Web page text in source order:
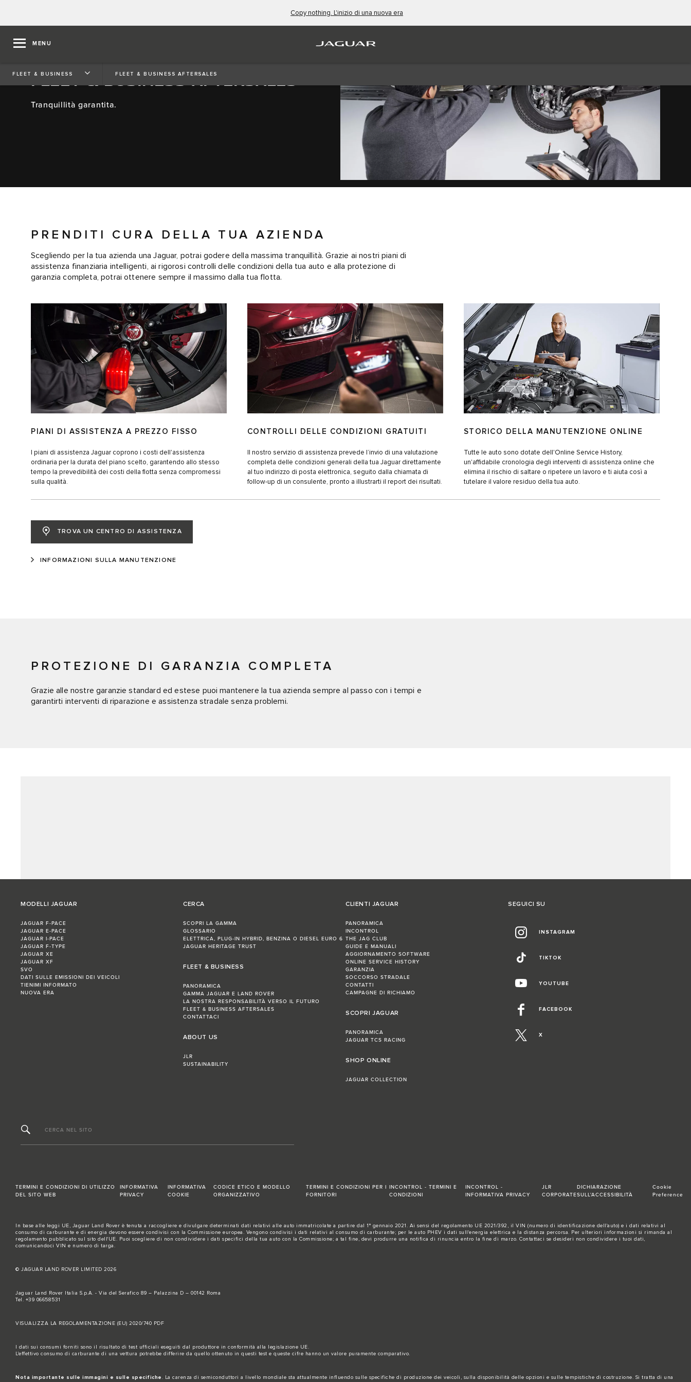
Copy nothing. L'inizio di una nuova era
MENU
FLEET & BUSINESS FLEET & BUSINESS AFTERSALES
FLEET & BUSINESS AFTERSALES
Tranquillità garantita.
PRENDITI CURA DELLA TUA AZIENDA
Scegliendo per la tua azienda una Jaguar, potrai godere della massima tranquillità. Grazie ai nostri piani di
assistenza finanziaria intelligenti, ai rigorosi controlli delle condizioni della tua auto e alla protezione di
garanzia completa, potrai ottenere sempre il massimo dalla tua flotta.
PIANI DI ASSISTENZA A PREZZO FISSO
I piani di assistenza Jaguar coprono i costi dell'assistenza
ordinaria per la durata del piano scelto, garantendo allo stesso
tempo la prevedibilità dei costi della flotta senza compromessi
sulla qualità.
CONTROLLI DELLE CONDIZIONI GRATUITI
Il nostro servizio di assistenza prevede l’invio di una valutazione
completa delle condizioni generali della tua Jaguar direttamente
al tuo indirizzo di posta elettronica, seguito dalla chiamata di
follow-up di un consulente, pronto a illustrarti il report dei risultati.
STORICO DELLA MANUTENZIONE ONLINE
Tutte le auto sono dotate dell'Online Service History,
un'affidabile cronologia degli interventi di assistenza online che
elimina il rischio di saltare o ripetere un lavoro e ti aiuta così a
tutelare il valore residuo della tua auto.
TROVA UN CENTRO DI ASSISTENZA
INFORMAZIONI SULLA MANUTENZIONE
PROTEZIONE DI GARANZIA COMPLETA
Grazie alle nostre garanzie standard ed estese puoi mantenere la tua azienda sempre al passo con i tempi e
garantirti interventi di riparazione e assistenza stradale senza problemi.
MODELLI JAGUAR
JAGUAR F-PACE
JAGUAR E-PACE
JAGUAR I-PACE
JAGUAR F-TYPE
JAGUAR XE
JAGUAR XF
SVO
DATI SULLE EMISSIONI DEI VEICOLI
TIENIMI INFORMATO
NUOVA ERA
CERCA
SCOPRI LA GAMMA
GLOSSARIO
ELETTRICA, PLUG-IN HYBRID, BENZINA O DIESEL EURO 6
JAGUAR HERITAGE TRUST
FLEET & BUSINESS
PANORAMICA
GAMMA JAGUAR E LAND ROVER
LA NOSTRA RESPONSABILITÀ VERSO IL FUTURO
FLEET & BUSINESS AFTERSALES
CONTATTACI
ABOUT US
JLR
SUSTAINABILITY
CLIENTI JAGUAR
PANORAMICA
INCONTROL
THE JAG CLUB
GUIDE E MANUALI
AGGIORNAMENTO SOFTWARE
ONLINE SERVICE HISTORY
GARANZIA
SOCCORSO STRADALE
CONTATTI
CAMPAGNE DI RICHIAMO
SCOPRI JAGUAR
PANORAMICA
JAGUAR TCS RACING
SHOP ONLINE
JAGUAR COLLECTION
SEGUICI SU
INSTAGRAM
TIKTOK
YOUTUBE
FACEBOOK
X
CERCA NEL SITO
TERMINI E CONDIZIONI DI UTILIZZO
DEL SITO WEB
INFORMATIVA
PRIVACY
INFORMATIVA
COOKIE
CODICE ETICO E MODELLO
ORGANIZZATIVO
TERMINI E CONDIZIONI PER I
FORNITORI
INCONTROL - TERMINI E
CONDIZIONI
INCONTROL -
INFORMATIVA PRIVACY
JLR
CORPORATE
DICHIARAZIONE
SULL'ACCESSIBILITÀ
Cookie
Preference
In base alle leggi UE, Jaguar Land Rover è tenuta a raccogliere e divulgare determinati dati relativi alle auto immatricolate a partire dal 1° gennaio 2021. Ai sensi del regolamento UE 2021/392, il VIN (numero di identificazione dell'auto) e i dati relativi al
consumo di carburante e di energia devono essere condivisi con la Commissione europea. Vengono condivisi i dati relativi al consumo di carburante; per le auto PHEV i dati sull'energia elettrica e la distanza percorsa. Per ulteriori informazioni si rimanda al
regolamento pubblicato sul sito dell'UE . Puoi scegliere di non condividere i dati specifici della tua auto con la Commissione; a tal fine, devi produrre una notifica di rinuncia entro la fine di marzo. Contattaci se desideri non condividere i tuoi dati,
comunicandoci VIN e numero di targa.
© JAGUAR LAND ROVER LIMITED 2026
Jaguar Land Rover Italia S.p.A. - Via del Serafico 89 – Palazzina D – 00142 Roma
Tel. +39 06658531
VISUALIZZA LA REGOLAMENTAZIONE (EU) 2020/740 PDF
I dati sui consumi forniti sono il risultato di test ufficiali eseguiti dal produttore in conformità alla legislazione UE.
L'effettivo consumo di carburante di una vettura potrebbe differire da quello ottenuto in questi test e queste cifre hanno un valore puramente comparativo.
Nota importante sulle immagini e sulle specifiche
. La carenza di semiconduttori a livello mondiale sta attualmente influendo sulle specifiche di produzione dei veicoli, sulla disponibilità delle opzioni e sulle tempistiche di costruzione. Si tratta di una